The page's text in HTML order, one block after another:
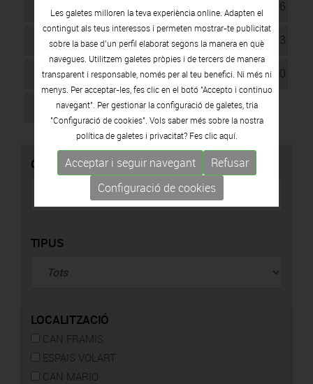
12 14 16
17 18 19 20 21 22 23
24 25 26 27 28 29 30
31
CERCADOR
TIPUS
LOCALITZACIÓ
CAN FRAMIS
ESPAIS VOLART
CAN MARIO
Les galetes milloren la teva experiència online. Adapten el
contingut als teus interessos i permeten mostrar-te publicitat
sobre la base d’un perfil elaborat segons la manera en què
navegues. Utilitzem galetes pròpies i de tercers de manera
transparent i responsable, només per al teu benefici. Ni més ni
menys. Per acceptar-les, fes clic en el botó "Accepto i continuo
navegant". Per gestionar la configuració de galetes, tria
"Configuració de cookies". Vols saber més sobre la nostra
política de galetes i privacitat? Fes clicaquí.
Acceptar i seguir navegant
Refusar
Configuració de cookies